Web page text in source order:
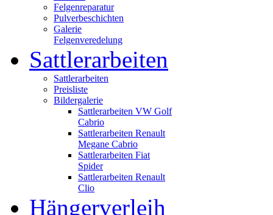
Felgenreparatur
Pulverbeschichten
Galerie
Felgenveredelung
Sattlerarbeiten
Sattlerarbeiten
Preisliste
Bildergalerie
Sattlerarbeiten VW Golf
Cabrio
Sattlerarbeiten Renault
Megane Cabrio
Sattlerarbeiten Fiat
Spider
Sattlerarbeiten Renault
Clio
Hängerverleih